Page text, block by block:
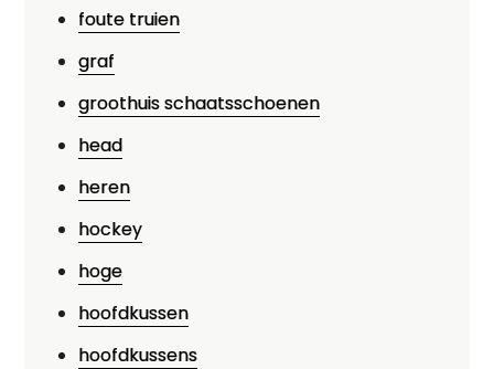
foute truien
graf
groothuis schaatsschoenen
head
heren
hockey
hoge
hoofdkussen
hoofdkussens